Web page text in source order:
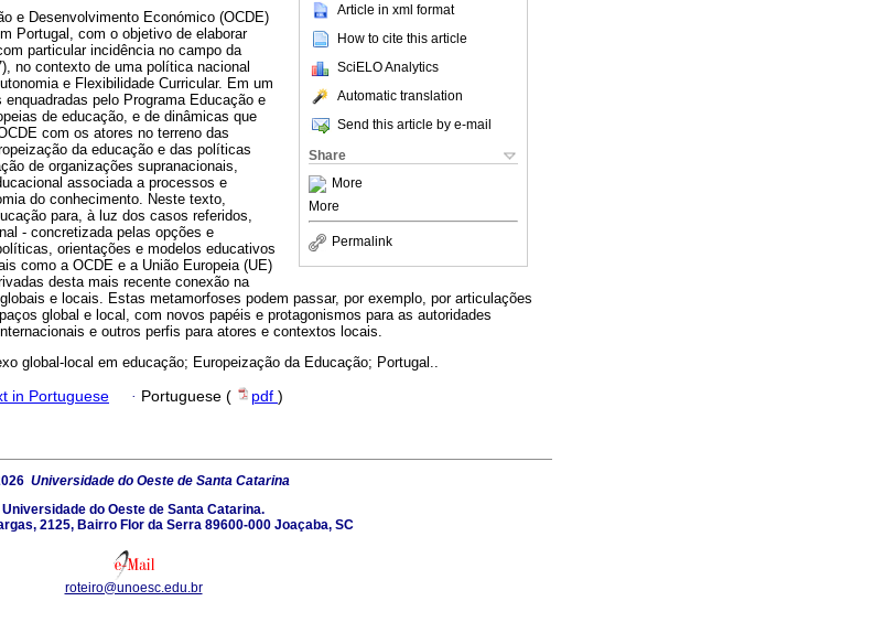
Article in xml format
How to cite this article
SciELO Analytics
Automatic translation
Send this article by e-mail
Share
More
More
Permalink
e Desenvolvimento Económico (OCDE)
Portugal, com o objetivo de elaborar
particular incidência no campo da
no contexto de uma política nacional
e Flexibilidade Curricular. Em um
pelo Programa Educação e
de educação, e de dinâmicas que
com os atores no terreno das
da educação e das políticas
de organizações supranacionais,
associada a processos e
do conhecimento. Neste texto,
para, à luz dos casos referidos,
- concretizada pelas opções e
orientações e modelos educativos
como a OCDE e a União Europeia (UE)
desta mais recente conexão na
e locais. Estas metamorfoses podem passar, por exemplo, por articulações
global e local, com novos papéis e protagonismos para as autoridades
e outros perfis para atores e contextos locais.
global-local em educação; Europeização da Educação; Portugal..
in Portuguese · Portuguese ( pdf )
Universidade do Oeste de Santa Catarina
Universidade do Oeste de Santa Catarina.
2125, Bairro Flor da Serra 89600-000 Joaçaba, SC
roteiro@unoesc.edu.br